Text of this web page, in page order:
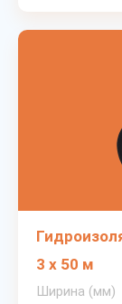
3 х 50 м
Ширина (мм)